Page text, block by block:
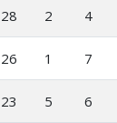
28 2 4
26 1 7
23 5 6